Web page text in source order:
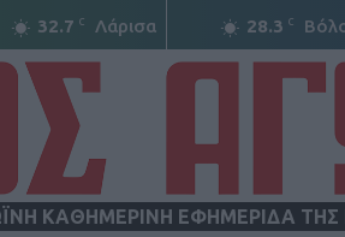
32.7 C Λάρισα 28.3 C
ΚΑΘΗΜΕΡΙΝΗ ΕΦΗΜΕΡΙΔΑ ΤΗΣ